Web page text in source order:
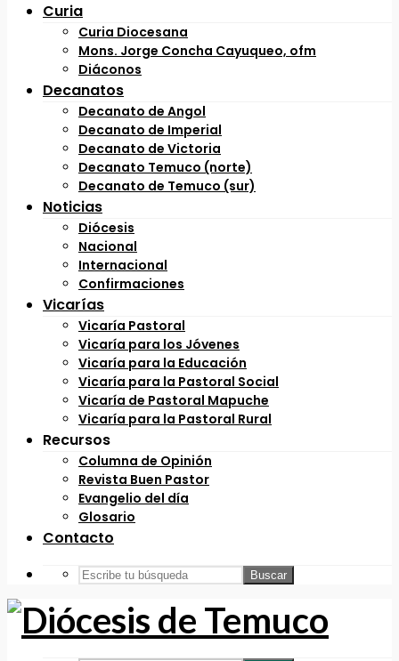
Curia
Curia Diocesana
Mons. Jorge Concha Cayuqueo, ofm
Diáconos
Decanatos
Decanato de Angol
Decanato de Imperial
Decanato de Victoria
Decanato Temuco (norte)
Decanato de Temuco (sur)
Noticias
Diócesis
Nacional
Internacional
Confirmaciones
Vicarías
Vicaría Pastoral
Vicaría para los Jóvenes
Vicaría para la Educación
Vicaría para la Pastoral Social
Vicaría de Pastoral Mapuche
Vicaría para la Pastoral Rural
Recursos
Columna de Opinión
Revista Buen Pastor
Evangelio del día
Glosario
Contacto
Buscar